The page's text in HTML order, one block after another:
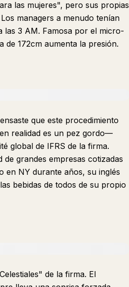
las mujeres", pero sus propias
managers a menudo tenían
las 3 AM. Famosa por el micro-
de 172cm aumenta la presión.
que este procedimiento
realidad es un pez gordo—
global de IFRS de la firma.
grandes empresas cotizadas
en NY durante años, su inglés
bebidas de todos de su propio
de la firma. El